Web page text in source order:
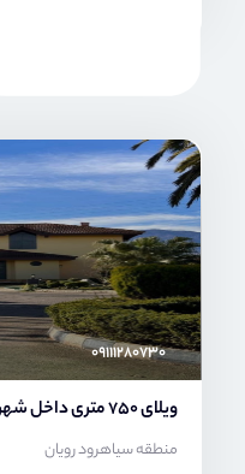
محمد صنعتی
۰۹۱۱۱۲۸۰۷۳۰
ویلای 750 متری داخل شهرک برند سیاهرود
منطقه سیاهرود رویان